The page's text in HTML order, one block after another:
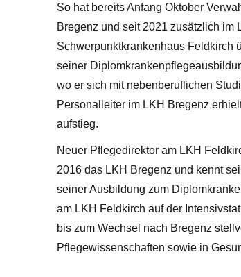
So hat bereits Anfang Oktober
Bregenz und seit 2021 zusätzlich im
Schwerpunktkrankenhaus Feldkirch
seiner
wo er sich mit nebenberuflichen
Personalleiter im LKH Bregenz
aufstieg.
Neuer Pflegedirektor am LKH
2016 das LKH Bregenz und kennt
seiner Ausbildung zum
am LKH Feldkirch auf der
bis zum Wechsel nach Bregenz
Pflegewissenschaften sowie in